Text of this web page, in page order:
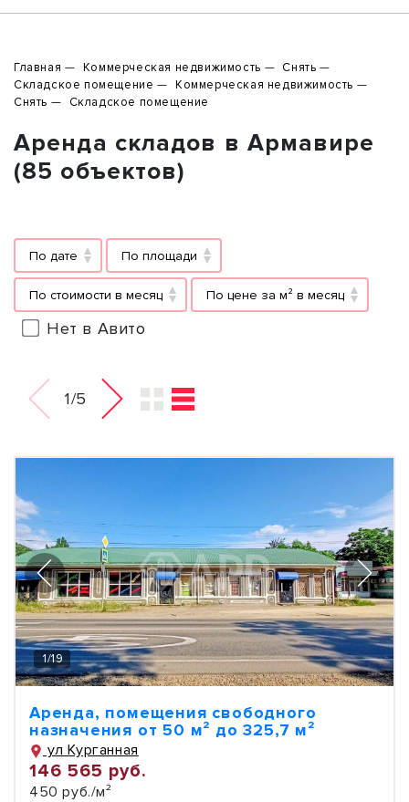
Главная Коммерческая недвижимость
Снять
Складское помещение
Коммерческая недвижимость
Снять
Складское помещение
Аренда складов в Армавире
(85 объектов)
По дате По площади
По стоимости в месяц По цене за м² в месяц
Нет в Авито
1/5
1/19
Аренда, помещения свободного
назначения от 50 м² до 325,7 м²
ул Курганная
146 565 руб.
450 руб./м²